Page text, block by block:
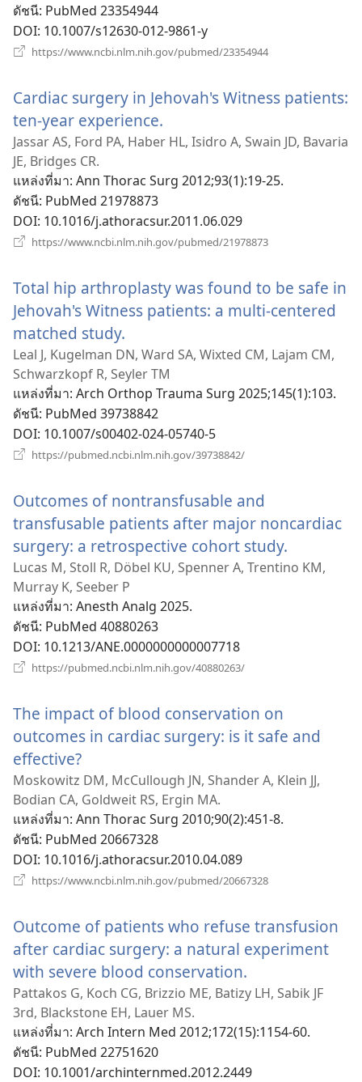
ดัชนี‎: PubMed 23354944
DOI‎: 10.1007/s12630-012-9861-y
https://www.ncbi.nlm.nih.gov/pubmed/23354944
Cardiac surgery in Jehovah's Witness patients:
ten-year experience.
หน้าต่าง
Jassar AS, Ford PA, Haber HL, Isidro A, Swain JD, Bavaria
JE, Bridges CR.
แหล่งที่มา‎: Ann Thorac Surg 2012;93(1):19-25.
ดัชนี‎: PubMed 21978873
DOI‎: 10.1016/j.athoracsur.2011.06.029
https://www.ncbi.nlm.nih.gov/pubmed/21978873
Total hip arthroplasty was found to be safe in
Jehovah's Witness patients: a multi-centered
matched study.
หน้าต่าง
ใหม่)
Leal J, Kugelman DN, Ward SA, Wixted CM, Lajam CM,
Schwarzkopf R, Seyler TM
แหล่งที่มา‎: Arch Orthop Trauma Surg 2025;145(1):103.
ดัชนี‎: PubMed 39738842
DOI‎: 10.1007/s00402-024-05740-5
https://pubmed.ncbi.nlm.nih.gov/39738842/
Outcomes of nontransfusable and
transfusable patients after major noncardiac
surgery: a retrospective cohort study.
หน้าต่าง
Lucas M, Stoll R, Döbel KU, Spenner A, Trentino KM,
Murray K, Seeber P
แหล่งที่มา‎: Anesth Analg 2025.
ดัชนี‎: PubMed 40880263
DOI‎: 10.1213/ANE.0000000000007718
https://pubmed.ncbi.nlm.nih.gov/40880263/
The impact of blood conservation on
outcomes in cardiac surgery: is it safe and
effective?
หน้าต่าง
ใหม่)
Moskowitz DM, McCullough JN, Shander A, Klein JJ,
Bodian CA, Goldweit RS, Ergin MA.
แหล่งที่มา‎: Ann Thorac Surg 2010;90(2):451-8.
ดัชนี‎: PubMed 20667328
DOI‎: 10.1016/j.athoracsur.2010.04.089
https://www.ncbi.nlm.nih.gov/pubmed/20667328
Outcome of patients who refuse transfusion
after cardiac surgery: a natural experiment
with severe blood conservation.
หน้าต่าง
Pattakos G, Koch CG, Brizzio ME, Batizy LH, Sabik JF
3rd, Blackstone EH, Lauer MS.
แหล่งที่มา‎: Arch Intern Med 2012;172(15):1154-60.
ดัชนี‎: PubMed 22751620
DOI‎: 10.1001/archinternmed.2012.2449